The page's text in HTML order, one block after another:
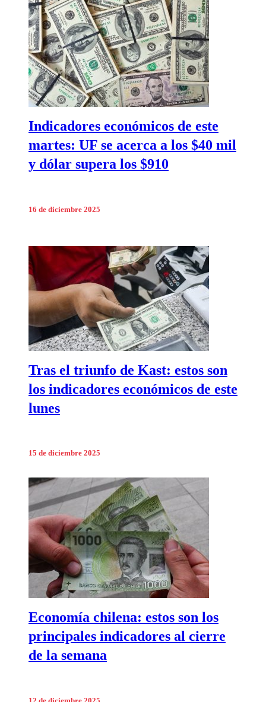
Indicadores económicos de este
martes: UF se acerca a los $40 mil
y dólar supera los $910
16 de diciembre 2025
Tras el triunfo de Kast: estos son
los indicadores económicos de este
lunes
15 de diciembre 2025
Economía chilena: estos son los
principales indicadores al cierre
de la semana